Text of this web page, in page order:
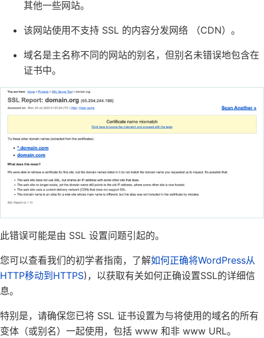
其他一些网站。
该网站使用不支持 SSL 的内容分发网络 （CDN）。
域名是主名称不同的网站的别名，但别名未错误地包含在
证书中。
此错误可能是由 SSL 设置问题引起的。
您可以查看我们的初学者指南，了解如何正确将WordPress从
HTTP移动到HTTPS)，以获取有关如何正确设置SSL的详细信
息。
特别是，请确保您已将 SSL 证书设置为与将使用的域名的所有
变体（或别名）一起使用，包括 www 和非 www URL。